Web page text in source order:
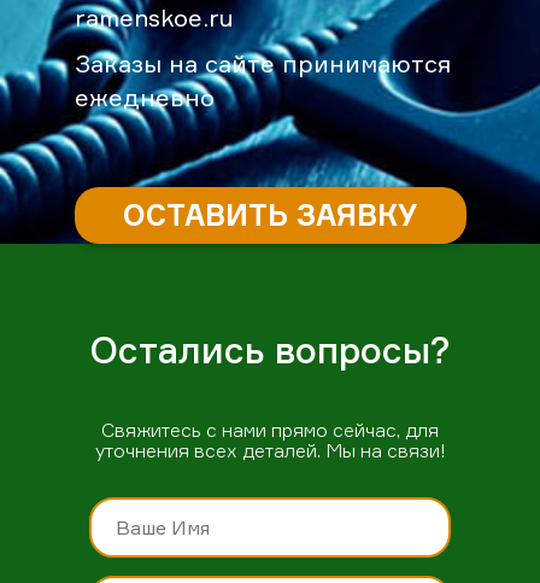
ramenskoe.ru
Заказы на сайте принимаются
ежедневно
ОСТАВИТЬ ЗАЯВКУ
Остались вопросы?
Свяжитесь с нами прямо сейчас, для
уточнения всех деталей. Мы на связи!